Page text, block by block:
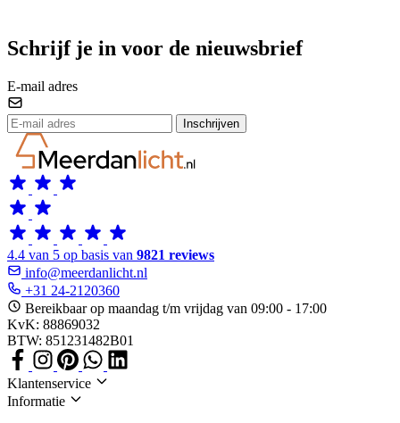
Schrijf je in voor de nieuwsbrief
E-mail adres
Inschrijven
4.4 van 5 op basis van 9821 reviews
info@meerdanlicht.nl
+31 24-2120360
Bereikbaar op maandag t/m vrijdag van 09:00 - 17:00
KvK: 88869032
BTW: 851231482B01
Klantenservice
Informatie